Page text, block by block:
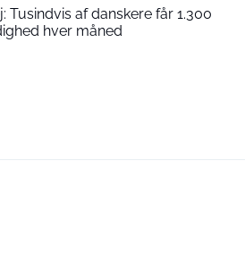
Tusindvis af danskere får 1.300
hver måned